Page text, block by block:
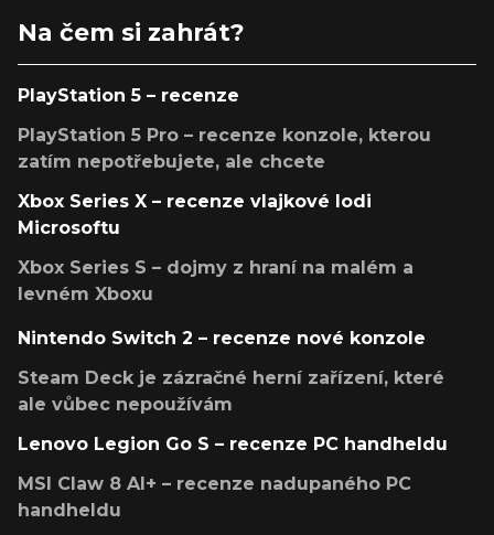
Na čem si zahrát?
PlayStation 5 – recenze
PlayStation 5 Pro – recenze konzole, kterou
zatím nepotřebujete, ale chcete
Xbox Series X – recenze vlajkové lodi
Microsoftu
Xbox Series S – dojmy z hraní na malém a
levném Xboxu
Nintendo Switch 2 – recenze nové konzole
Steam Deck je zázračné herní zařízení, které
ale vůbec nepoužívám
Lenovo Legion Go S – recenze PC handheldu
MSI Claw 8 AI+ – recenze nadupaného PC
handheldu